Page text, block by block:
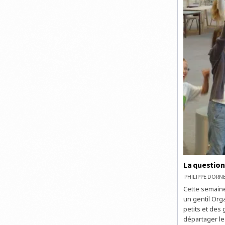
La
PHILIPPE
Cette
un gentil
petits et des
départager